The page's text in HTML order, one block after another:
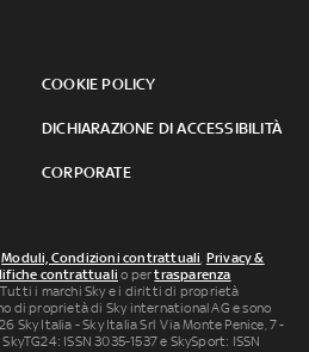
COOKIE POLICY
DICHIARAZIONE DI ACCESSIBILITÀ
CORPORATE
Moduli, Condizioni contrattuali, Privacy &
contrattuali o pertrasparenza
Tutti i marchi Sky e i diritti di proprietà
di proprietà di Sky international AG e sono
Sky Italia - Sky Italia Srl Via Monte Penice, 7 -
ISSN 3035-1537 e SkySport: ISSN